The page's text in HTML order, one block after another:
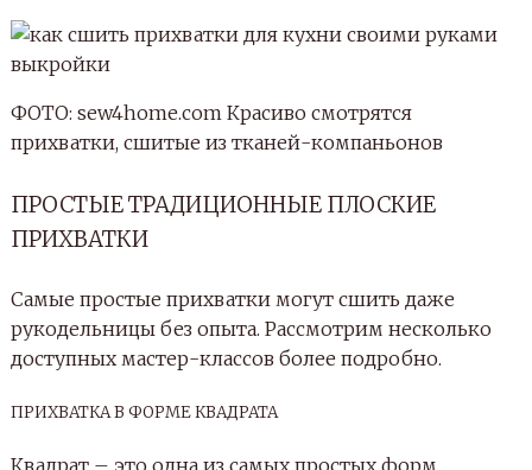
ФОТО: sew4home.com Красиво смотрятся
прихватки, сшитые из тканей-компаньонов
ПРОСТЫЕ ТРАДИЦИОННЫЕ ПЛОСКИЕ
ПРИХВАТКИ
Самые простые прихватки могут сшить даже
рукодельницы без опыта. Рассмотрим несколько
доступных мастер-классов более подробно.
ПРИХВАТКА В ФОРМЕ КВАДРАТА